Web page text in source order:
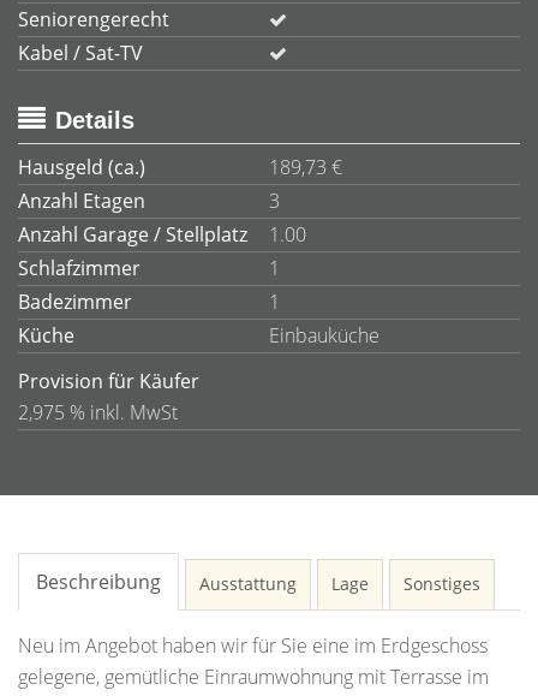
Seniorengerecht
Kabel / Sat-TV
Details
Hausgeld (ca.)
189,73 €
Anzahl Etagen
3
Anzahl Garage / Stellplatz
1.00
Schlafzimmer
1
Badezimmer
1
Küche
Einbauküche
Provision für Käufer
2,975 % inkl. MwSt
Beschreibung Ausstattung Lage Sonstiges
Neu im Angebot haben wir für Sie eine im Erdgeschoss
gelegene, gemütliche Einraumwohnung mit Terrasse im